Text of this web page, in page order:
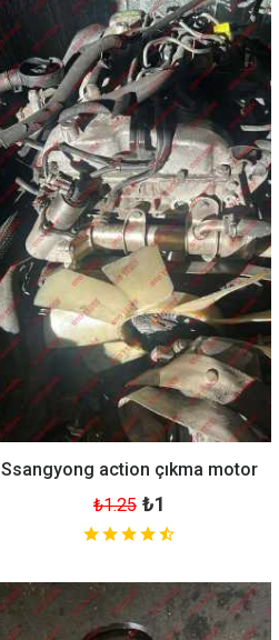
Ssangyong action çıkma motor
₺1.25 ₺1